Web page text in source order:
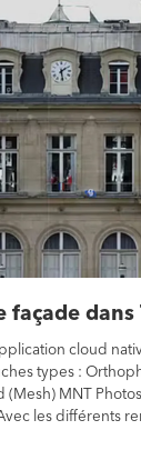
dans
cloud
types :
MNT
les différents